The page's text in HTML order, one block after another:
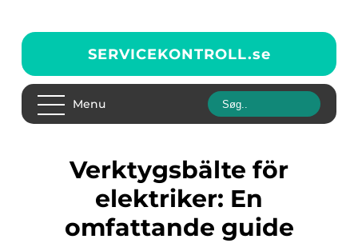
SERVICEKONTROLL.se
Menu
Verktygsbälte för
elektriker: En
omfattande guide